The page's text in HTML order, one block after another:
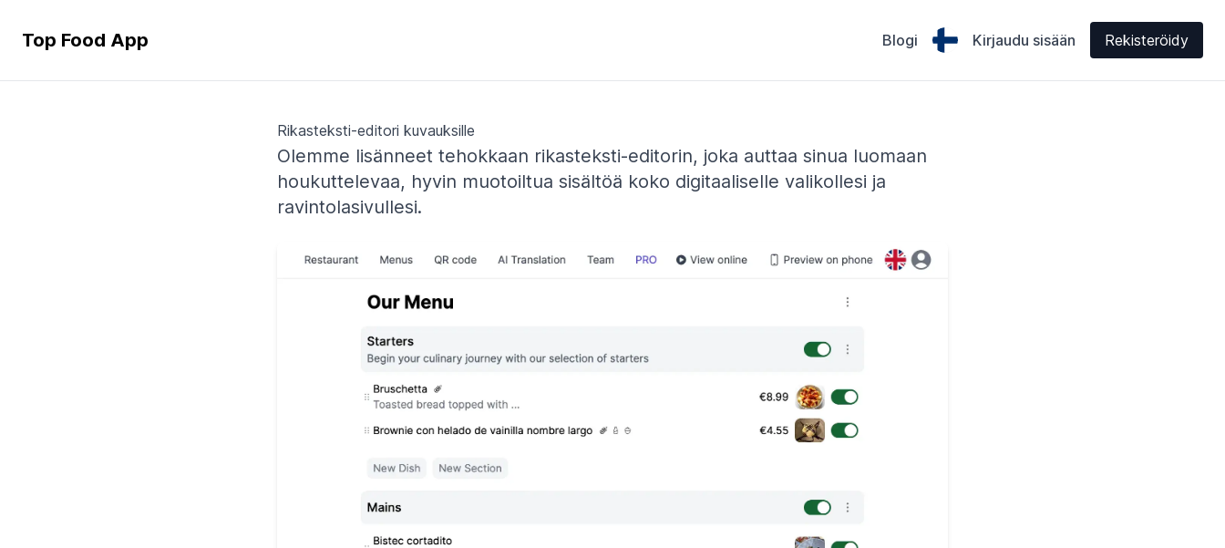
Top Food App Blogi Kirjaudu sisään Rekisteröidy
Rikasteksti-editori kuvauksille
Olemme lisänneet tehokkaan rikasteksti-editorin, joka auttaa sinua luomaan
houkuttelevaa, hyvin muotoiltua sisältöä koko digitaaliselle valikollesi ja
ravintolasivullesi.